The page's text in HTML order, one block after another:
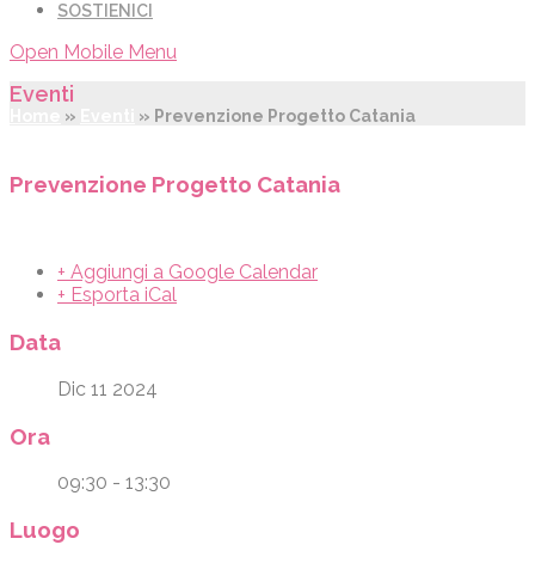
SOSTIENICI
Open Mobile Menu
Eventi
» » Prevenzione Progetto Catania
Prevenzione Progetto Catania
+ Aggiungi a Google Calendar
+ Esporta iCal
Data
Dic 11 2024
Ora
09:30 - 13:30
Luogo